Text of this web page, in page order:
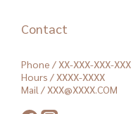
Contact
Phone / XX-XXX-XXX-XXX
Hours / XXXX-XXXX
Mail / XXX@XXXX.COM